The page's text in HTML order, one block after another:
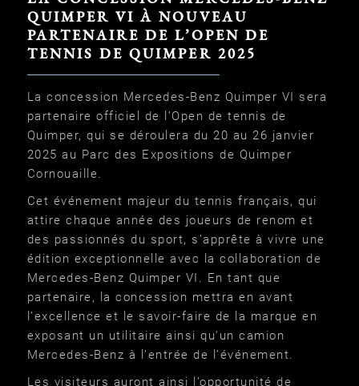
QUIMPER VI À NOUVEAU
PARTENAIRE DE L’OPEN DE
TENNIS DE QUIMPER 2025
La concession Mercedes-Benz Quimper VI sera
partenaire officiel de l’Open de tennis de
Quimper, qui se déroulera du 20 au 26 janvier
2025 au Parc des Expositions de Quimper
Cornouaille.
Cet événement majeur du tennis français, qui
attire chaque année des joueurs de renom et
des passionnés du sport, s’apprête à vivre une
édition exceptionnelle avec la collaboration de
Mercedes-Benz Quimper VI. En tant que
partenaire, la concession mettra en avant
l’excellence et le savoir-faire de la marque en
exposant un utilitaire ainsi qu’un camion
Mercedes-Benz à l’entrée de l’événement.
Les visiteurs auront ainsi l’opportunité de